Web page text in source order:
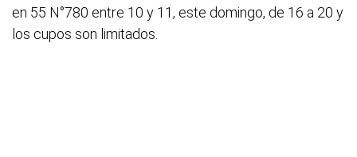
en 55 N°780 entre 10 y 11, este domingo, de 16 a 20 y
los cupos son limitados.